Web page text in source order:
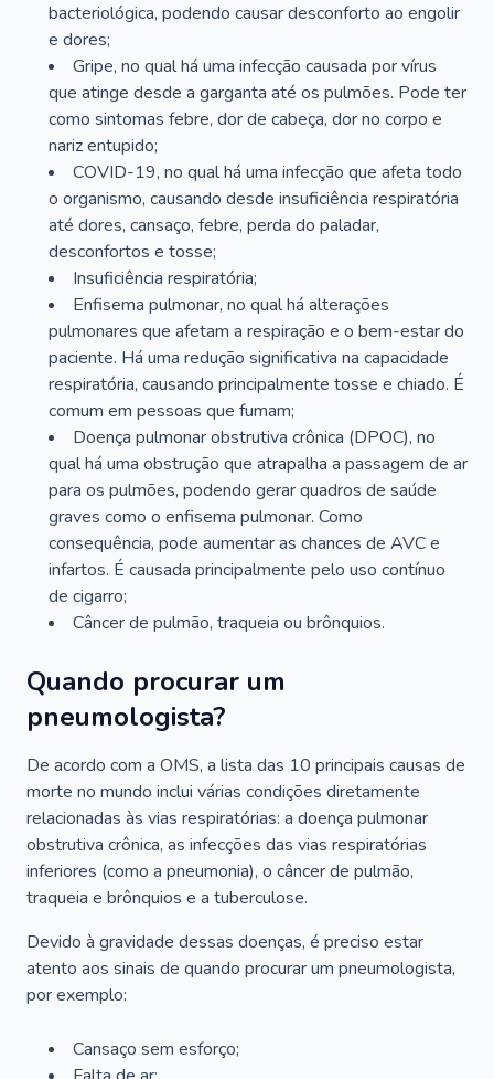
bacteriológica, podendo causar desconforto ao engolir
e dores;
Gripe, no qual há uma infecção causada por vírus
que atinge desde a garganta até os pulmões. Pode ter
como sintomas febre, dor de cabeça, dor no corpo e
nariz entupido;
COVID-19, no qual há uma infecção que afeta todo
o organismo, causando desde insuficiência respiratória
até dores, cansaço, febre, perda do paladar,
desconfortos e tosse;
Insuficiência respiratória;
Enfisema pulmonar, no qual há alterações
pulmonares que afetam a respiração e o bem-estar do
paciente. Há uma redução significativa na capacidade
respiratória, causando principalmente tosse e chiado. É
comum em pessoas que fumam;
Doença pulmonar obstrutiva crônica (DPOC), no
qual há uma obstrução que atrapalha a passagem de ar
para os pulmões, podendo gerar quadros de saúde
graves como o enfisema pulmonar. Como
consequência, pode aumentar as chances de AVC e
infartos. É causada principalmente pelo uso contínuo
de cigarro;
Câncer de pulmão, traqueia ou brônquios.
Quando procurar um
pneumologista?
De acordo com a OMS, a lista das 10 principais causas de
morte no mundo inclui várias condições diretamente
relacionadas às vias respiratórias: a doença pulmonar
obstrutiva crônica, as infecções das vias respiratórias
inferiores (como a pneumonia), o câncer de pulmão,
traqueia e brônquios e a tuberculose.
Devido à gravidade dessas doenças, é preciso estar
atento aos sinais de quando procurar um pneumologista,
por exemplo:
Cansaço sem esforço;